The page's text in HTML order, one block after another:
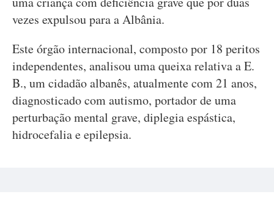
vezes expulsou para a Albânia.
Este órgão internacional, composto por 18 peritos
independentes, analisou uma queixa relativa a E.
B., um cidadão albanês, atualmente com 21 anos,
diagnosticado com autismo, portador de uma
perturbação mental grave, diplegia espástica,
hidrocefalia e epilepsia.